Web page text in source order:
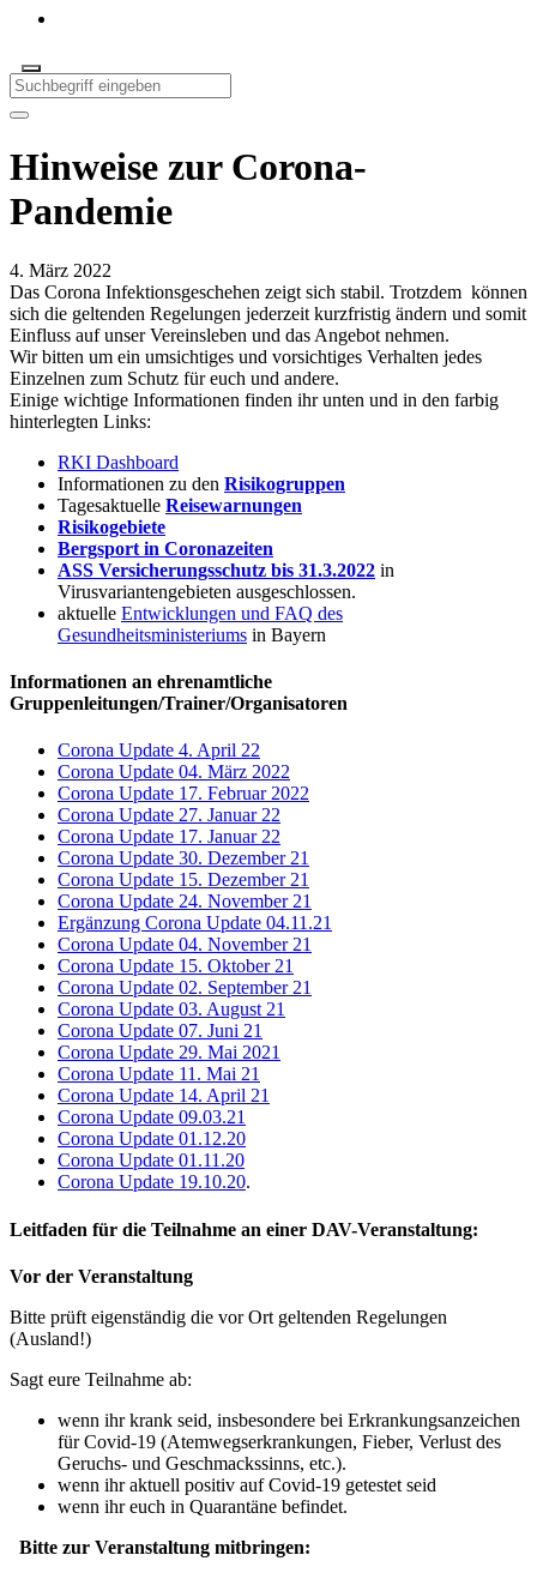
Hinweise zur Corona-
Pandemie
4. März 2022
Das Corona Infektionsgeschehen zeigt sich stabil. Trotzdem können
sich die geltenden Regelungen jederzeit kurzfristig ändern und somit
Einfluss auf unser Vereinsleben und das Angebot nehmen.
Wir bitten um ein umsichtiges und vorsichtiges Verhalten jedes
Einzelnen zum Schutz für euch und andere.
Einige wichtige Informationen finden ihr unten und in den farbig
hinterlegten Links:
RKI Dashboard
Informationen zu den Risikogruppen
Tagesaktuelle Reisewarnungen
Risikogebiete
Bergsport in Coronazeiten
ASS Versicherungsschutz bis 31.3.2022 in
Virusvariantengebieten ausgeschlossen.
aktuelle Entwicklungen und FAQ des
Gesundheitsministeriums in Bayern
Informationen an ehrenamtliche
Gruppenleitungen/Trainer/Organisatoren
Corona Update 4. April 22
Corona Update 04. März 2022
Corona Update 17. Februar 2022
Corona Update 27. Januar 22
Corona Update 17. Januar 22
Corona Update 30. Dezember 21
Corona Update 15. Dezember 21
Corona Update 24. November 21
Ergänzung Corona Update 04.11.21
Corona Update 04. November 21
Corona Update 15. Oktober 21
Corona Update 02. September 21
Corona Update 03. August 21
Corona Update 07. Juni 21
Corona Update 29. Mai 2021
Corona Update 11. Mai 21
Corona Update 14. April 21
Corona Update 09.03.21
Corona Update 01.12.20
Corona Update 01.11.20
Corona Update 19.10.20.
Leitfaden für die Teilnahme an einer DAV-Veranstaltung:
Vor der Veranstaltung
Bitte prüft eigenständig die vor Ort geltenden Regelungen
(Ausland!)
Sagt eure Teilnahme ab:
wenn ihr krank seid, insbesondere bei Erkrankungsanzeichen
für Covid-19 (Atemwegserkrankungen, Fieber, Verlust des
Geruchs- und Geschmackssinns, etc.).
wenn ihr aktuell positiv auf Covid-19 getestet seid
wenn ihr euch in Quarantäne befindet.
Bitte zur Veranstaltung mitbringen: